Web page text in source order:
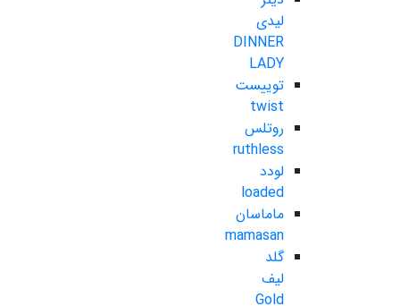
لیدی
DINNER
LADY
توییست
twist
روتلس
ruthless
لودد
loaded
ماماسان
mamasan
گلد
لیف
Gold